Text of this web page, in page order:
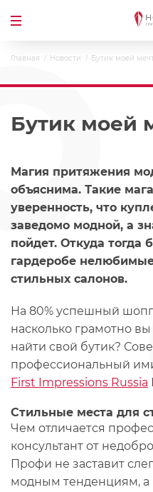
Главная Новости Бутик моей
Бутик моей
Магия притяжения
объяснима. Такие
уверенность, что
заведомо модной, а
пойдет. Откуда тогда
гардеробе
стильных салонов.
На 80% успешный
насколько грамотно
найти свой бутик?
профессиональный
First Impressions Russia
Стильные места для
Чем отличается
консультант от
Профи не заставит
модным тенденциям, а